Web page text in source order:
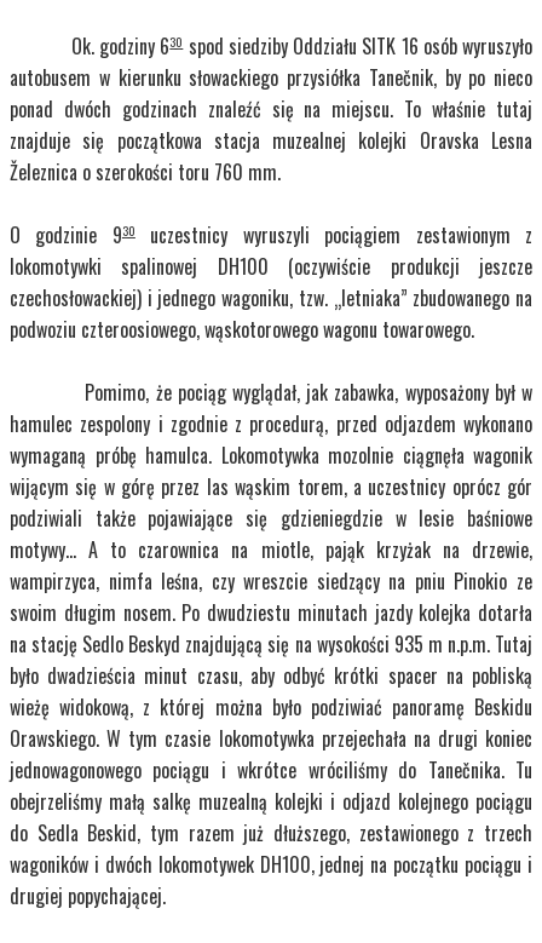
Ok. godziny 630spod siedziby Oddziału SITK 16 osób wyruszyło
autobusem w kierunku słowackiego przysiółka Tanečnik, by po nieco
ponad dwóch godzinach znaleźć się na miejscu. To właśnie tutaj
znajduje się początkowa stacja muzealnej kolejki Oravska Lesna
Železnica o szerokości toru 760 mm.
O godzinie 930uczestnicy wyruszyli pociągiem zestawionym z
lokomotywki spalinowej DH100 (oczywiście produkcji jeszcze
czechosłowackiej) i jednego wagoniku, tzw. „letniaka” zbudowanego na
podwoziu czteroosiowego, wąskotorowego wagonu towarowego.
Pomimo, że pociąg wyglądał, jak zabawka, wyposażony był w
hamulec zespolony i zgodnie z procedurą, przed odjazdem wykonano
wymaganą próbę hamulca. Lokomotywka mozolnie ciągnęła wagonik
wijącym się w górę przez las wąskim torem, a uczestnicy oprócz gór
podziwiali także pojawiające się gdzieniegdzie w lesie baśniowe
motywy… A to czarownica na miotle, pająk krzyżak na drzewie,
wampirzyca, nimfa leśna, czy wreszcie siedzący na pniu Pinokio ze
swoim długim nosem. Po dwudziestu minutach jazdy kolejka dotarła
na stację Sedlo Beskyd znajdującą się na wysokości 935 m n.p.m. Tutaj
było dwadzieścia minut czasu, aby odbyć krótki spacer na pobliską
wieżę widokową, z której można było podziwiać panoramę Beskidu
Orawskiego. W tym czasie lokomotywka przejechała na drugi koniec
jednowagonowego pociągu i wkrótce wróciliśmy do Tanečnika. Tu
obejrzeliśmy małą salkę muzealną kolejki i odjazd kolejnego pociągu
do Sedla Beskid, tym razem już dłuższego, zestawionego z trzech
wagoników i dwóch lokomotywek DH100, jednej na początku pociągu i
drugiej popychającej.